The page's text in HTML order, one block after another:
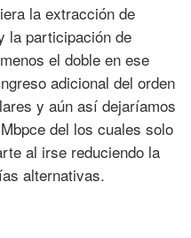
la extracción de
la participación de
el doble en ese
adicional del orden
y aún así dejaríamos
del los cuales solo
al irse reduciendo la
alternativas.